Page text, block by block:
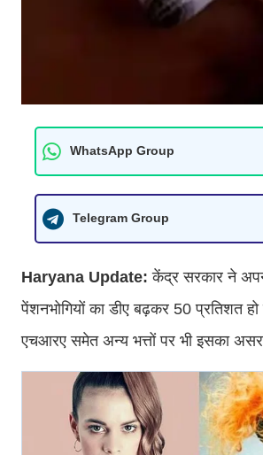
WhatsApp Group
Telegram Group
Haryana Update:केंद्र सरकार ने अपने
पेंशनभोगियों का डीए बढ़कर 50 प्रतिशत
एचआरए समेत अन्य भत्तों पर भी इसका